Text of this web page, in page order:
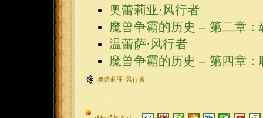
奥蕾莉亚·风行者
魔兽争霸的历史 – 第二章：
温蕾萨·风行者
魔兽争霸的历史 – 第四章：
奥蕾莉亚·风行者